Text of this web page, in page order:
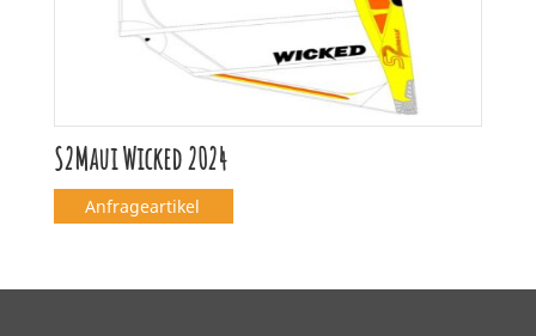
S2Maui Wicked 2024
Anfrageartikel